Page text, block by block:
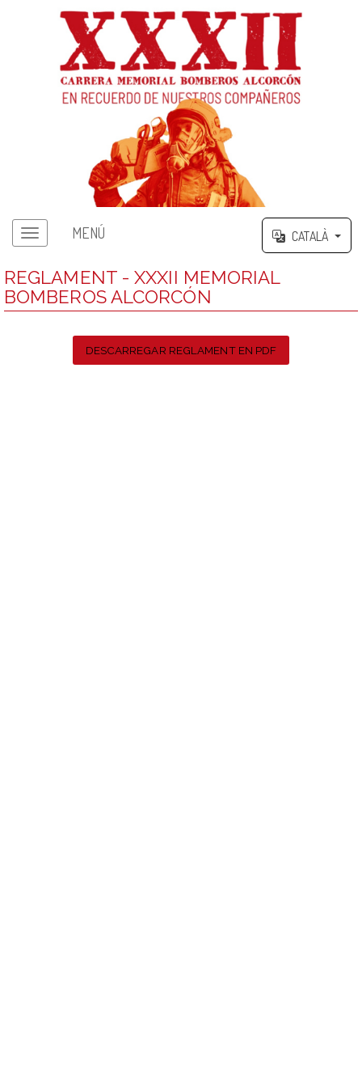
MENÚ CATALÀ
REGLAMENT - XXXII MEMORIAL
BOMBEROS ALCORCÓN
DESCARREGAR REGLAMENT EN PDF